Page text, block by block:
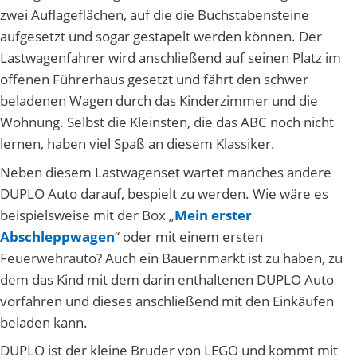
zwei Auflageflächen, auf die die Buchstabensteine
aufgesetzt und sogar gestapelt werden können. Der
Lastwagenfahrer wird anschließend auf seinen Platz im
offenen Führerhaus gesetzt und fährt den schwer
beladenen Wagen durch das Kinderzimmer und die
Wohnung. Selbst die Kleinsten, die das ABC noch nicht
lernen, haben viel Spaß an diesem Klassiker.
Neben diesem Lastwagenset wartet manches andere
DUPLO Auto darauf, bespielt zu werden. Wie wäre es
beispielsweise mit der Box „Mein erster
Abschleppwagen“ oder mit einem ersten
Feuerwehrauto? Auch ein Bauernmarkt ist zu haben, zu
dem das Kind mit dem darin enthaltenen DUPLO Auto
vorfahren und dieses anschließend mit den Einkäufen
beladen kann.
DUPLO ist der kleine Bruder von LEGO und kommt mit